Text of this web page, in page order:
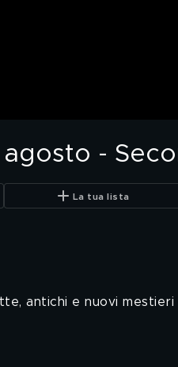
agosto -
La tua lista
antichi e nuovi mestieri